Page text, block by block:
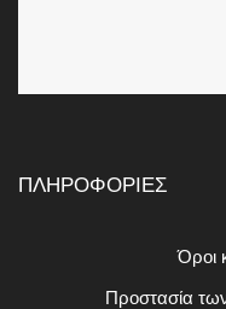
ΠΛΗΡΟΦΟΡΙΕΣ
Όροι
Προστασία